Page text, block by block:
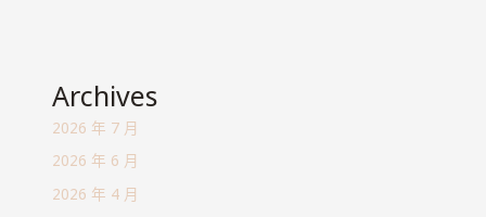
Archives
2026 年 7 月
2026 年 6 月
2026 年 4 月